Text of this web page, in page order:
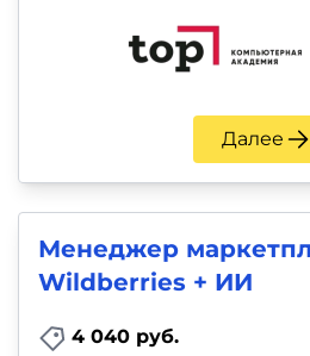
Далее
Менеджер
Wildberries + ИИ
4 040 руб.